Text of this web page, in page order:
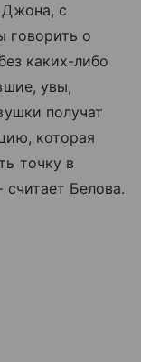
Джона, с
говорить о
каких-либо
увы,
получат
которая
точку в
Белова.